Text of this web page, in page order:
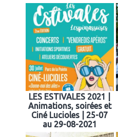
LES ESTIVALES 2021 |
Animations, soirées et
Ciné Lucioles | 25-07
au 29-08-2021